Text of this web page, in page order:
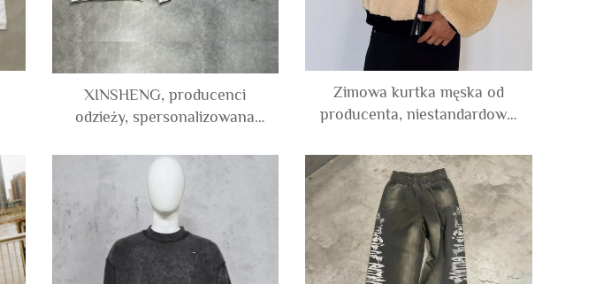
XINSHENG, producenci
odzieży, spersonalizowana
francuskiej dzianiny
bawełnianej, dwuwarstwowa,
odwracalna, w kratę,
przestronna, przycinana, z
zamkiem, kurtka dla mężczyzn
Zimowa kurtka męska od
producenta, niestandardowa,
dwustronna, z suwakiem, z
fałszywej skóry, typu sherpa,
z kapturem, dla mężczyzn